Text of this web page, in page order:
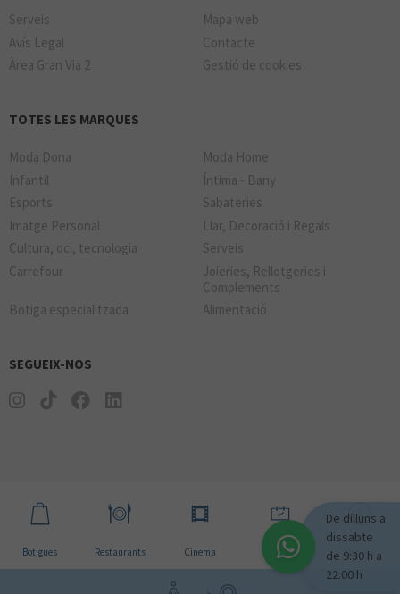
Serveis
Mapa web
Avís Legal
Contacte
Àrea Gran Via 2
Gestió de cookies
TOTES LES MARQUES
Moda Dona
Moda Home
Infantil
Íntima - Bany
Esports
Sabateries
Imatge Personal
Llar, Decoració i Regals
Cultura, oci, tecnologia
Serveis
Carrefour
Joieries, Rellotgeries i
Complements
Botiga especialitzada
Alimentació
SEGUEIX-NOS
Botigues Restaurants Cinema Notícies Horaris
De dilluns a
dissabte
de 9:30 h a
22:00 h